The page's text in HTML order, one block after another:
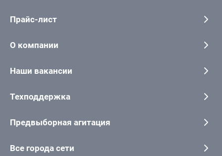
Прайс-лист
О компании
Наши вакансии
Техподдержка
Предвыборная агитация
Все города сети